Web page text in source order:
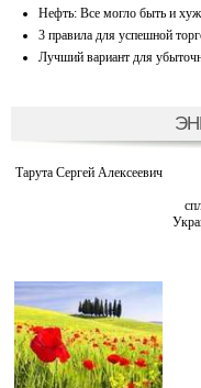
Нефть: Все могло быть и
3 правила для успешной
Лучший вариант для
Тарута Сергей Алексеевич